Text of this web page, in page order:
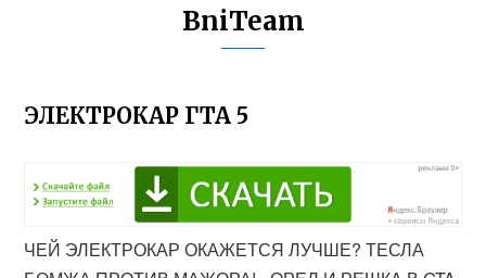
BniTeam
ЭЛЕКТРОКАР ГТА 5
ЧЕЙ ЭЛЕКТРОКАР ОКАЖЕТСЯ ЛУЧШЕ? ТЕСЛА